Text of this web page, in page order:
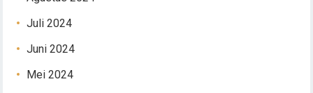
Juli 2024
Juni 2024
Mei 2024